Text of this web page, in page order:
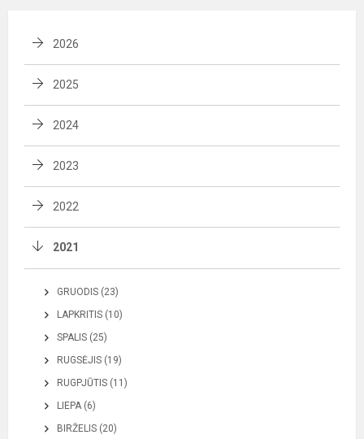
2026
2025
2024
2023
2022
2021
GRUODIS (23)
LAPKRITIS (10)
SPALIS (25)
RUGSĖJIS (19)
RUGPJŪTIS (11)
LIEPA (6)
BIRŽELIS (20)